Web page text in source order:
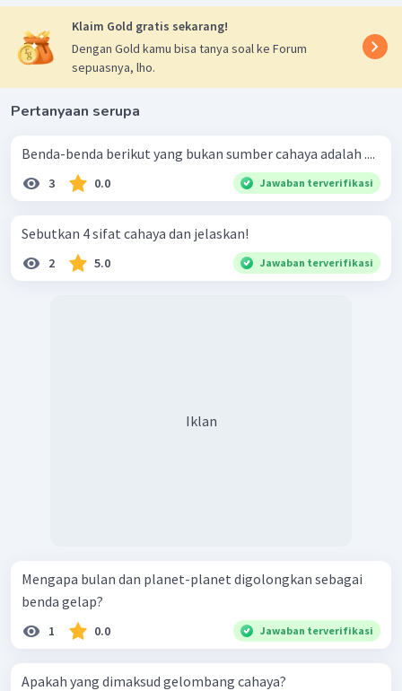
Klaim Gold gratis sekarang!
Dengan Gold kamu bisa tanya soal ke Forum
sepuasnya, lho.
Pertanyaan serupa
Benda-benda berikut yang bukan sumber cahaya adalah ....
3 0.0 Jawaban terverifikasi
Sebutkan 4 sifat cahaya dan jelaskan!
2 5.0 Jawaban terverifikasi
Iklan
Mengapa bulan dan planet-planet digolongkan sebagai
benda gelap?
1 0.0 Jawaban terverifikasi
Apakah yang dimaksud gelombang cahaya?